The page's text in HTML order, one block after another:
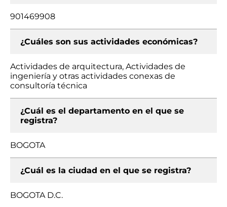
901469908
¿Cuáles son sus actividades económicas?
Actividades de arquitectura, Actividades de
ingeniería y otras actividades conexas de
consultoría técnica
¿Cuál es el departamento en el que se
registra?
BOGOTA
¿Cuál es la ciudad en el que se registra?
BOGOTA D.C.